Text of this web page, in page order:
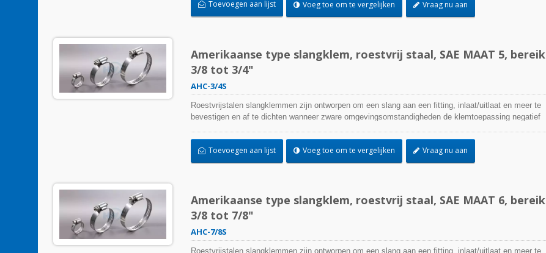
buitentoepassing worden gebruikt.
Toevoegen aan lijst Voeg toe om te vergelijken Vraag nu aan
Amerikaanse type slangklem, roestvrij staal, SAE MAAT 5, bereik
3/8 tot 3/4"
AHC-3/4S
Roestvrijstalen slangklemmen zijn ontworpen om een slang aan een fitting, inlaat/uitlaat en meer te
bevestigen en af te dichten wanneer zware omgevingsomstandigheden de klemtoepassing negatief
temperatuurextremen een zorg zijn. Roestvrijstalen slangklemmen kunnen in vrijwel elke binnen- en
buitentoepassing worden gebruikt.
Toevoegen aan lijst Voeg toe om te vergelijken Vraag nu aan
Amerikaanse type slangklem, roestvrij staal, SAE MAAT 6, bereik
3/8 tot 7/8"
AHC-7/8S
Roestvrijstalen slangklemmen zijn ontworpen om een slang aan een fitting, inlaat/uitlaat en meer te